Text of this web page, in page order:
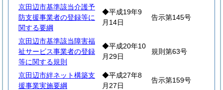
京田辺市基準該当介護予
防支援事業者の登録等に
関する要綱
◆平成19年9
月14日
告示第145号
京田辺市基準該当障害福
祉サービス事業者の登録
等に関する規則
◆平成20年10
月29日
規則第63号
京田辺市絆ネット構築支
援事業実施要綱
◆平成27年8
月27日
告示第159号